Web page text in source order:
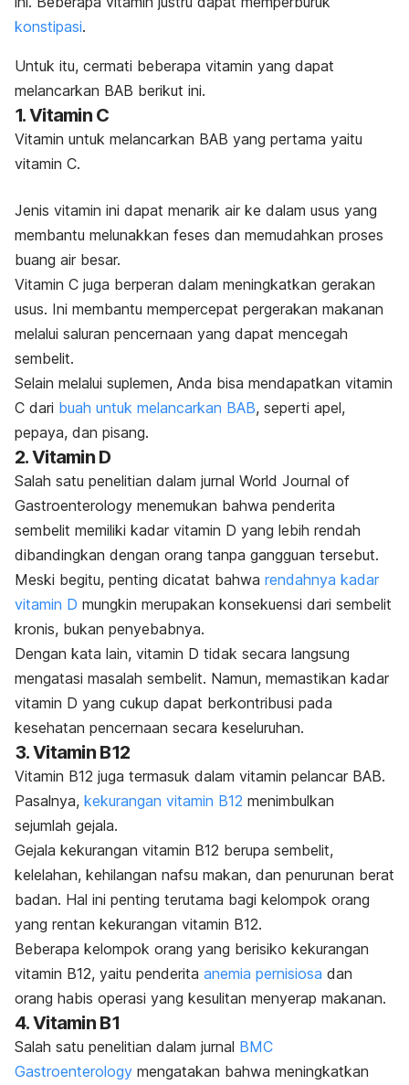
konstipasi.
Untuk itu, cermati beberapa vitamin yang dapat
melancarkan BAB berikut ini.
1. Vitamin C
Vitamin untuk melancarkan BAB yang pertama yaitu
vitamin C.
Jenis vitamin ini dapat menarik air ke dalam usus yang
membantu melunakkan feses dan memudahkan proses
buang air besar.
Vitamin C juga berperan dalam meningkatkan gerakan
usus. Ini membantu mempercepat pergerakan makanan
melalui saluran pencernaan yang dapat mencegah
sembelit.
Selain melalui suplemen, Anda bisa mendapatkan vitamin
C dari buah untuk melancarkan BAB, seperti apel,
pepaya, dan pisang.
2. Vitamin D
Salah satu penelitian dalam jurnal World Journal of
Gastroenterology menemukan bahwa penderita
sembelit memiliki kadar vitamin D yang lebih rendah
dibandingkan dengan orang tanpa gangguan tersebut.
Meski begitu, penting dicatat bahwa rendahnya kadar
vitamin D mungkin merupakan konsekuensi dari sembelit
kronis, bukan penyebabnya.
Dengan kata lain, vitamin D tidak secara langsung
mengatasi masalah sembelit. Namun, memastikan kadar
vitamin D yang cukup dapat berkontribusi pada
kesehatan pencernaan secara keseluruhan.
3. Vitamin B12
Vitamin B12 juga termasuk dalam vitamin pelancar BAB.
Pasalnya, kekurangan vitamin B12 menimbulkan
sejumlah gejala.
Gejala kekurangan vitamin B12 berupa sembelit,
kelelahan, kehilangan nafsu makan, dan penurunan berat
badan. Hal ini penting terutama bagi kelompok orang
yang rentan kekurangan vitamin B12.
Beberapa kelompok orang yang berisiko kekurangan
vitamin B12, yaitu penderita anemia pernisiosa dan
orang habis operasi yang kesulitan menyerap makanan.
4. Vitamin B1
Salah satu penelitian dalam jurnal BMC
Gastroenterology mengatakan bahwa meningkatkan